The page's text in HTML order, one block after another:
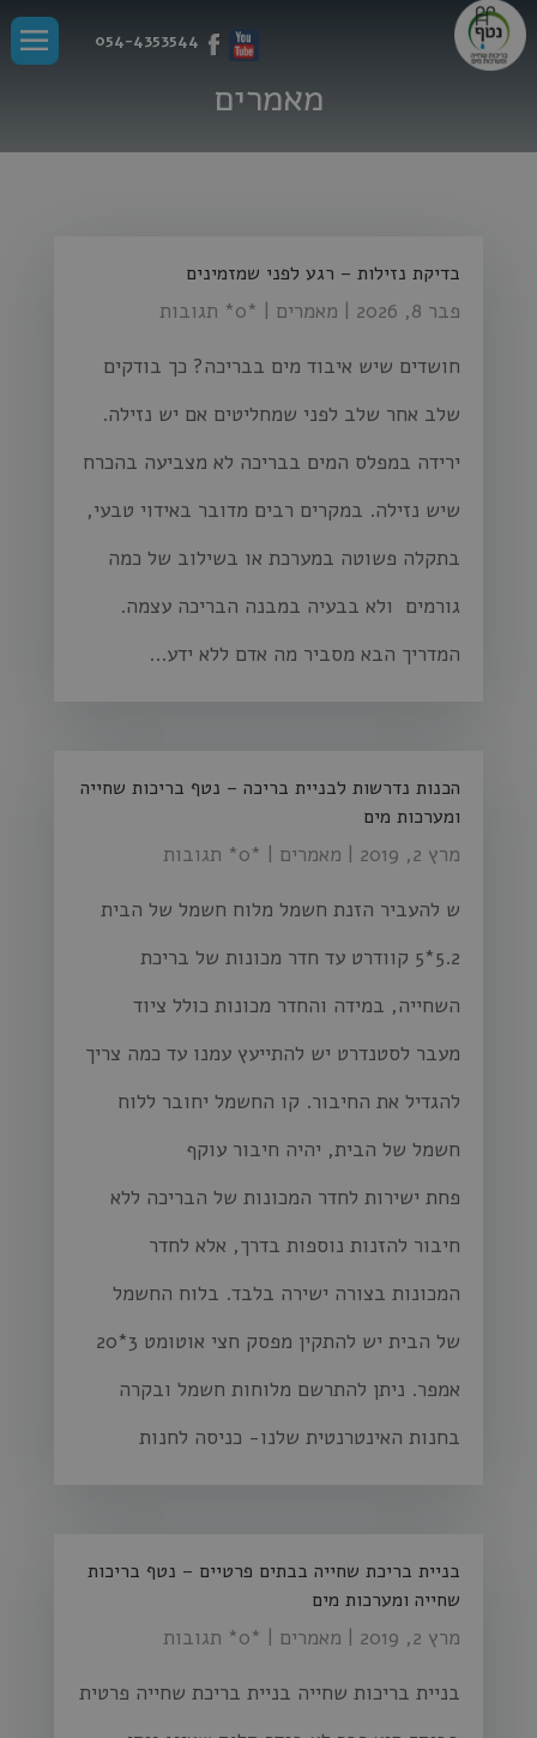
תחילתו
של
דף
אינטרנט,
054-4353544
מאמרים
בדיקת נזילות – רגע לפני שמזמינים
פבר 8, 2026 | מאמרים | ‏*0* תגובות
חושדים שיש איבוד מים בבריכה? כך בודקים
שלב אחר שלב לפני שמחליטים אם יש נזילה.
ירידה במפלס המים בבריכה לא מצביעה בהכרח
שיש נזילה. במקרים רבים מדובר באידוי טבעי,
בתקלה פשוטה במערכת או בשילוב של כמה
גורמים ולא בבעיה במבנה הבריכה עצמה.
המדריך הבא מסביר מה אדם ללא ידע...
הכנות נדרשות לבניית בריכה – נטף בריכות שחייה
ומערכות מים
מרץ 2, 2019 | מאמרים | ‏*0* תגובות
ש להעביר הזנת חשמל מלוח חשמל של הבית
5.2*5 קוודרט עד חדר מכונות של בריכת
השחייה, במידה והחדר מכונות כולל ציוד
מעבר לסטנדרט יש להתייעץ עמנו עד כמה צריך
להגדיל את החיבור. קו החשמל יחובר ללוח
חשמל של הבית, יהיה חיבור עוקף
פחת ישירות לחדר המכונות של הבריכה ללא
חיבור להזנות נוספות בדרך, אלא לחדר
המכונות בצורה ישירה בלבד. בלוח החשמל
של הבית יש להתקין מפסק חצי אוטומט 3*20
אמפר. ניתן להתרשם מלוחות חשמל ובקרה
בחנות האינטרנטית שלנו- כניסה לחנות
בניית בריכת שחייה בבתים פרטיים – נטף בריכות
שחייה ומערכות מים
מרץ 2, 2019 | מאמרים | ‏*0* תגובות
בניית בריכות שחייה בניית בריכת שחייה פרטית